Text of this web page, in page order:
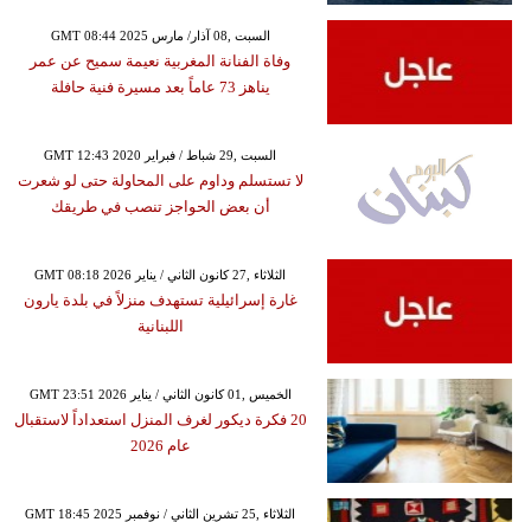
GMT 08:44 2025 السبت ,08 آذار/ مارس
وفاة الفنانة المغربية نعيمة سميح عن عمر
يناهز 73 عاماً بعد مسيرة فنية حافلة
GMT 12:43 2020 السبت ,29 شباط / فبراير
لا تستسلم وداوم على المحاولة حتى لو شعرت
أن بعض الحواجز تنصب في طريقك
GMT 08:18 2026 الثلاثاء ,27 كانون الثاني / يناير
غارة إسرائيلية تستهدف منزلاً في بلدة يارون
اللبنانية
GMT 23:51 2026 الخميس ,01 كانون الثاني / يناير
20 فكرة ديكور لغرف المنزل استعداداً لاستقبال
عام 2026
GMT 18:45 2025 الثلاثاء ,25 تشرين الثاني / نوفمبر